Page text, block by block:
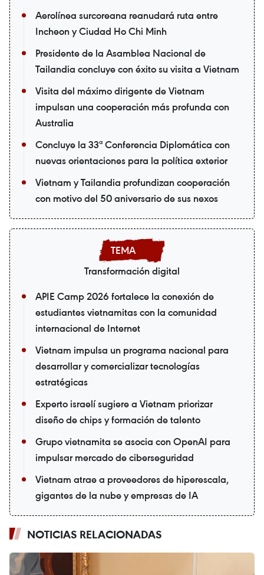
Aerolínea surcoreana reanudará ruta entre
Incheon y Ciudad Ho Chi Minh
Presidente de la Asamblea Nacional de
Tailandia concluye con éxito su visita a Vietnam
Visita del máximo dirigente de Vietnam
impulsan una cooperación más profunda con
Australia
Concluye la 33ª Conferencia Diplomática con
nuevas orientaciones para la política exterior
Vietnam y Tailandia profundizan cooperación
con motivo del 50 aniversario de sus nexos
Transformación digital
APIE Camp 2026 fortalece la conexión de
estudiantes vietnamitas con la comunidad
internacional de Internet
Vietnam impulsa un programa nacional para
desarrollar y comercializar tecnologías
estratégicas
Experto israelí sugiere a Vietnam priorizar
diseño de chips y formación de talento
Grupo vietnamita se asocia con OpenAI para
impulsar mercado de ciberseguridad
Vietnam atrae a proveedores de hiperescala,
gigantes de la nube y empresas de IA
NOTICIAS RELACIONADAS